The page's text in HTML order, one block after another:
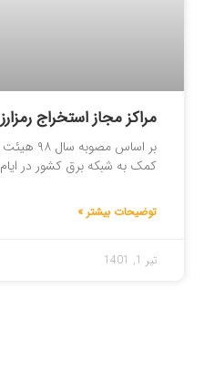
مراکز مجاز استخراج
بر اساس
کمک به شبکه برق کشور در
توضیحات بیشتر »
تیر 1, 1401